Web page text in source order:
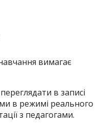
вимагає
в записі
в режимі реального
з педагогами.